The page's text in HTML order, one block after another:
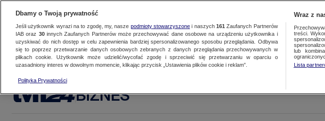
BIZNES
Dbamy o Twoją prywatność
Jeśli użytkownik wyrazi na to zgodę, my, nasze podmioty stowarzyszonei naszych 161 Zaufanych Partnerów
IAB oraz 30innych Zaufanych Partnerów może przechowywać dane osobowe na urządzeniu użytkownika i
uzyskiwać do nich dostęp w celu zapewnienia bardziej spersonalizowanego sposobu przeglądania. Odbywa
się to poprzez przetwarzanie danych osobowych zebranych z danych przeglądania przechowywanych w
plikach cookie. Użytkownik może udzielić/wycofać zgodę i sprzeciwić się przetwarzaniu w oparciu o
uzasadniony interes w dowolnym momencie, klikając przycisk „Ustawienia plików cookie i reklam”.
Polityka Prywatności
Wraz z
treści.
lub
Lista